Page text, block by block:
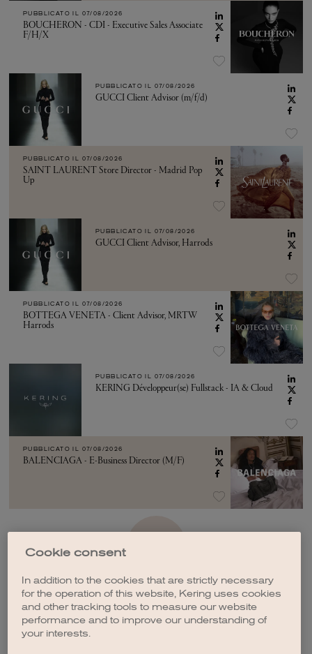
PUBBLICATO IL 07/08/2026
BOUCHERON - CDI - Executive Sales Associate
F/H/X
PUBBLICATO IL 07/08/2026
GUCCI Client Advisor (m/f/d)
PUBBLICATO IL 07/08/2026
SAINT LAURENT Store Director - Madrid Pop
Up
PUBBLICATO IL 07/08/2026
GUCCI Client Advisor, Harrods
PUBBLICATO IL 07/08/2026
BOTTEGA VENETA - Client Advisor, MRTW
Harrods
PUBBLICATO IL 07/08/2026
KERING Développeur(se) Fullstack - IA & Cloud
PUBBLICATO IL 07/08/2026
BALENCIAGA - E-Business Director (M/F)
Cookie consent
In addition to the cookies that are strictly necessary
for the operation of this website, Kering uses cookies
and other tracking tools to measure our website
performance and to improve our understanding of
your interests.